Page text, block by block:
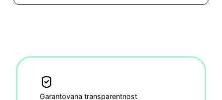
Garantovana transparentnost